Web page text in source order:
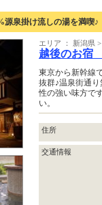
源泉掛け流しの湯を満喫♪
エリア ： 新潟県
越後のお宿
東京から新幹線
抜群♪温泉街通
性の強い味方で
い。
住所
交通情報